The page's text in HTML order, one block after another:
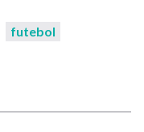
futebol